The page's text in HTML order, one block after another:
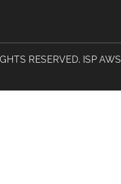
RESERVED. ISP AWS